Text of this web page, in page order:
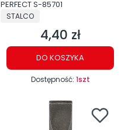
PERFECT S-85701
PRODUCENT
STALCO
Cena
4,40 zł
DO KOSZYKA
Dostępność: 1szt